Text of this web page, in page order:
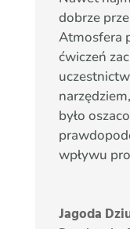
dobrze
Atmosfera
ćwiczeń
było
wpływu
Jagoda